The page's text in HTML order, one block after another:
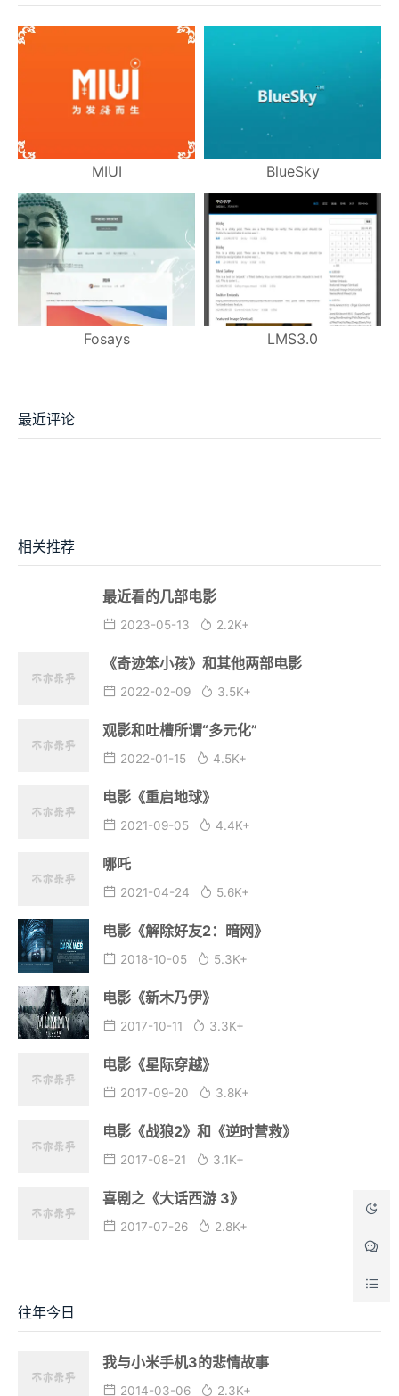
MIUI BlueSky
Fosays LMS3.0
最近评论
相关推荐
最近看的几部电影
2023-05-13 2.2K+
《奇迹笨小孩》和其他两部电影
2022-02-09 3.5K+
观影和吐槽所谓“多元化”
2022-01-15 4.5K+
电影《重启地球》
2021-09-05 4.4K+
哪吒
2021-04-24 5.6K+
电影《解除好友2：暗网》
2018-10-05 5.3K+
电影《新木乃伊》
2017-10-11 3.3K+
电影《星际穿越》
2017-09-20 3.8K+
电影《战狼2》和《逆时营救》
2017-08-21 3.1K+
喜剧之《大话西游 3》
2017-07-26 2.8K+
往年今日
我与小米手机3的悲情故事
2014-03-06 2.3K+